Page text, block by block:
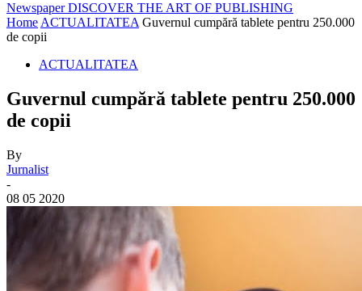
Newspaper DISCOVER THE ART OF PUBLISHING
Home ACTUALITATEA Guvernul cumpără tablete pentru 250.000
de copii
ACTUALITATEA
Guvernul cumpără tablete pentru 250.000
de copii
By
Jurnalist
-
08 05 2020